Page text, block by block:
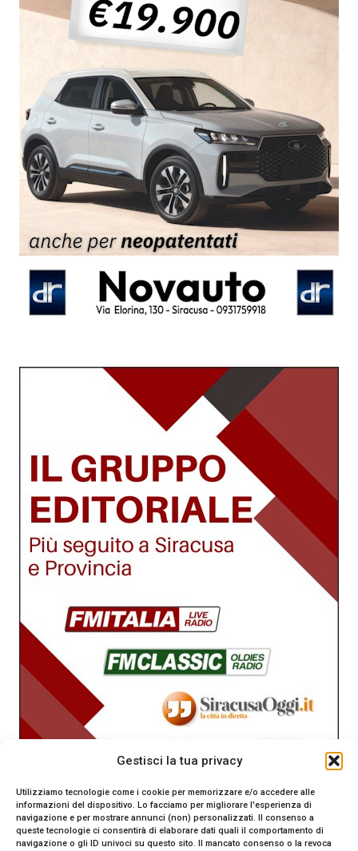
Gestisci la tua privacy
Utilizziamo tecnologie come i cookie per memorizzare e/o accedere alle
informazioni del dispositivo. Lo facciamo per migliorare l'esperienza di
navigazione e per mostrare annunci (non) personalizzati. Il consenso a
queste tecnologie ci consentirà di elaborare dati quali il comportamento di
navigazione o gli ID univoci su questo sito. Il mancato consenso o la revoca